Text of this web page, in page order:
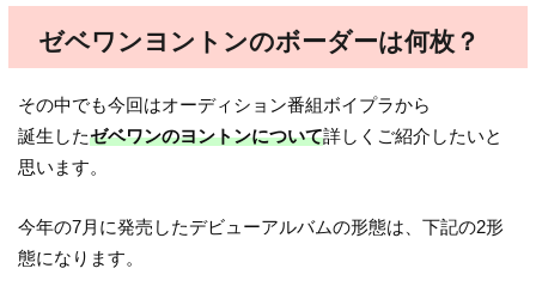
ゼベワンヨントンのボーダーは何枚？
その中でも今回はオーディション番組ボイプラから
誕生したゼベワンのヨントンについて詳しくご紹介したいと
思います。
今年の7月に発売したデビューアルバムの形態は、下記の2形
態になります。